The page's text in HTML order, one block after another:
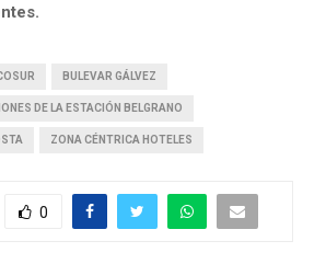
BULEVAR GÁLVEZ
DE LA ESTACIÓN BELGRANO
ZONA CÉNTRICA HOTELES
0